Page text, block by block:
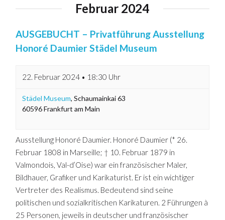
Februar 2024
AUSGEBUCHT – Privatführung Ausstellung
Honoré Daumier Städel Museum
22. Februar 2024 • 18:30 Uhr
Städel Museum,Schaumainkai 63
60596Frankfurt am Main
Ausstellung Honoré Daumier. Honoré Daumier (* 26.
Februar 1808 in Marseille; † 10. Februar 1879 in
Valmondois, Val-d’Oise) war ein französischer Maler,
Bildhauer, Grafiker und Karikaturist. Er ist ein wichtiger
Vertreter des Realismus. Bedeutend sind seine
politischen und sozialkritischen Karikaturen. 2 Führungen à
25 Personen, jeweils in deutscher und französischer